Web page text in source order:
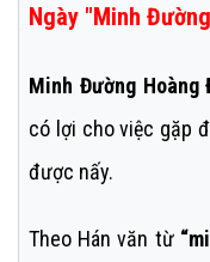
Ngày "Minh
Minh Đường Hoàng
có lợi cho việc gặp
được nấy.
Theo Hán văn từ